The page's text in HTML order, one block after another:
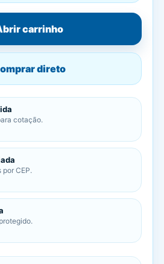
carrinho
direto
cotação.
CEP.